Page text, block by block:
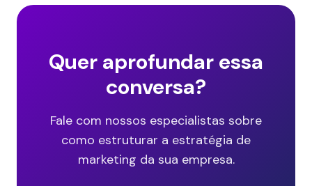
Quer aprofundar essa
conversa?
Fale com nossos especialistas sobre
como estruturar a estratégia de
marketing da sua empresa.